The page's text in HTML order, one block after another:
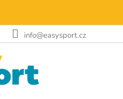
info@easysport.cz